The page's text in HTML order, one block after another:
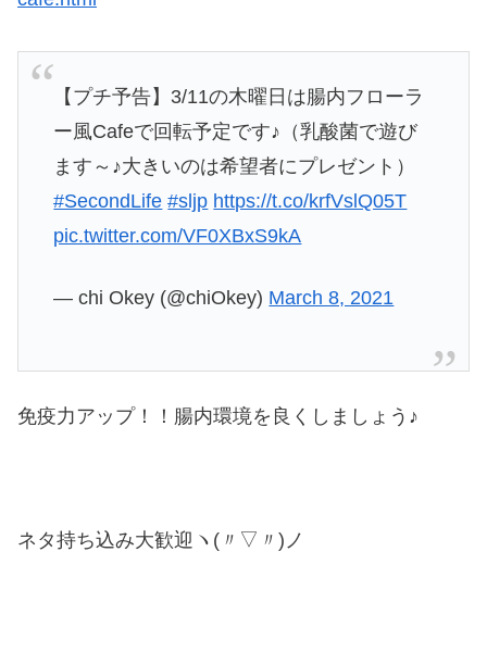
【プチ予告】3/11の木曜日は腸内フローラ
ー風Cafeで回転予定です♪（乳酸菌で遊び
ます～♪大きいのは希望者にプレゼント）
#SecondLife #sljp https://t.co/krfVslQ05T
pic.twitter.com/VF0XBxS9kA
— chi Okey (@chiOkey) March 8, 2021
免疫力アップ！！腸内環境を良くしましょう♪
ネタ持ち込み大歓迎ヽ(〃▽〃)ノ